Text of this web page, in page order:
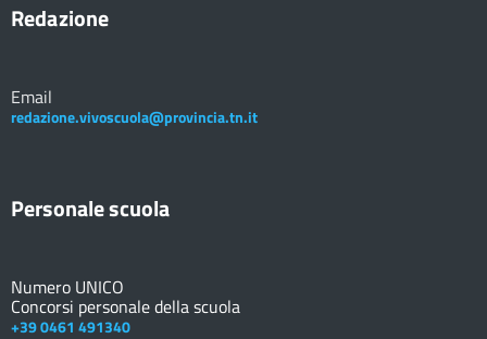
Redazione
Email
redazione.vivoscuola@provincia.tn.it
Personale scuola
Numero UNICO
Concorsi personale della scuola
+39 0461 491340